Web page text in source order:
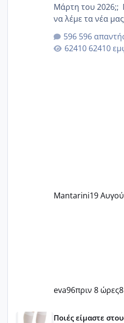
Μάρτη του 2026;; Για να μαζευόμαστε
να λέμε τα νέα μας
596
62410
Mantarini19
eva96πριν 8 ώρες
Μωράκια Μαΐου 2026 🌸🌻🌹
Ποιές είμαστε